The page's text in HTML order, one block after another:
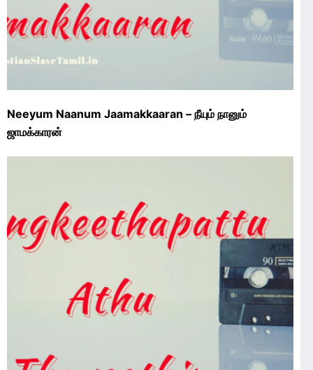
Neeyum Naanum Jaamakkaaran – நீயும் நானும்
ஜாமக்காரன்